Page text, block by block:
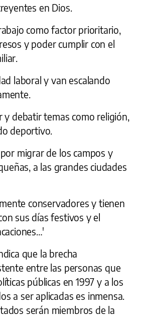
en Dios.
como factor prioritario,
y poder cumplir con el
laboral y van escalando
y debatir temas como religión,
deportivo.
migrar de los campos y
a las grandes ciudades
conservadores y tienen
sus días festivos y el
que la brecha
entre las personas que
públicas en 1997 y a los
a ser aplicadas es inmensa.
serán miembros de la